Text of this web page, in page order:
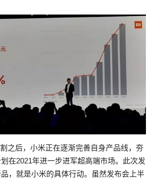
之后，小米正在逐渐完善自身产品线，夯
在2021年进一步进军超高端市场。此次发
，就是小米的具体行动。虽然发布会上半